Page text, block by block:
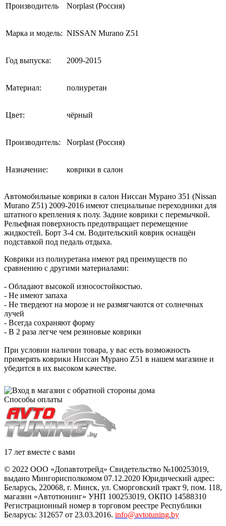
Производитель Norplast (Россия)
Марка и модель: NISSAN Murano Z51
Год выпуска: 2009-2015
Материал: полиуретан
Цвет: чёрный
Производитель: Norplast (Россия)
Назначение: коврики в салон
Автомобильные коврики в салон Ниссан Мурано З51 (Nissan
Murano Z51) 2009-2016 имеют специальные переходники для
штатного крепления к полу. Задние коврики с перемычкой.
Рельефная поверхность предотвращает перемещение
жидкостей. Борт 3-4 см. Водительский коврик оснащён
подставкой под педаль отдыха.
Коврики из полиуретана имеют ряд преимуществ по
сравнению с другими материалами:
- Обладают высокой износостойкостью.
- Не имеют запаха
- Не твердеют на морозе и не размягчаются от солнечных
лучей
- Всегда сохраняют форму
- В 2 раза легче чем резиновые коврики
При условии наличии товара, у вас есть возможность
примерять коврики Ниссан Мурано Z51 в нашем магазине и
убедится в их высоком качестве.
Способы оплаты
17 лет вместе с вами
© 2022 ООО «Допавтотрейд» Свидетельство №100253019,
выдано Мингорисполкомом 07.12.2020 Юридический адрес:
Беларусь, 220068, г. Минск, ул. Сморговский тракт 9, пом. 118,
магазин «Автотюнинг» УНП 100253019, ОКПО 14588310
Регистрационный номер в торговом реестре Республики
Беларусь: 312657 от 23.03.2016. info@avtotuning.by